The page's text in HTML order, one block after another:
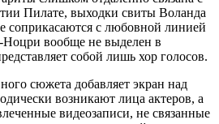
Пилате, выходки свиты Воланда
соприкасаются с любовной линией
вообще не выделен в
собой лишь хор голосов.
сюжета добавляет экран над
возникают лица актеров, а
видеозаписи, не связанные